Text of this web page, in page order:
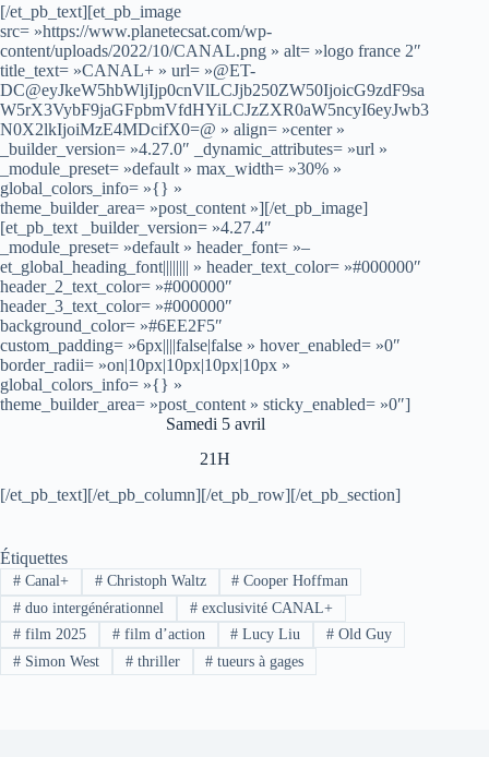
[/et_pb_text][et_pb_image
src= »https://www.planetecsat.com/wp-
content/uploads/2022/10/CANAL.png » alt= »logo france 2″
title_text= »CANAL+ » url= »@ET-
DC@eyJkeW5hbWljIjp0cnVlLCJjb250ZW50IjoicG9zdF9sa
W5rX3VybF9jaGFpbmVfdHYiLCJzZXR0aW5ncyI6eyJwb3
N0X2lkIjoiMzE4MDcifX0=@ » align= »center »
_builder_version= »4.27.0″ _dynamic_attributes= »url »
_module_preset= »default » max_width= »30% »
global_colors_info= »{} »
theme_builder_area= »post_content »][/et_pb_image]
[et_pb_text _builder_version= »4.27.4″
_module_preset= »default » header_font= »–
et_global_heading_font|||||||| » header_text_color= »#000000″
header_2_text_color= »#000000″
header_3_text_color= »#000000″
background_color= »#6EE2F5″
custom_padding= »6px||||false|false » hover_enabled= »0″
border_radii= »on|10px|10px|10px|10px »
global_colors_info= »{} »
theme_builder_area= »post_content » sticky_enabled= »0″]
Samedi 5 avril
21H
[/et_pb_text][/et_pb_column][/et_pb_row][/et_pb_section]
Étiquettes
#Canal+ #Christoph Waltz # Cooper Hoffman
#duo intergénérationnel #exclusivité CANAL+
#film 2025 #film d’action # Lucy Liu # Old Guy
#Simon West #thriller # tueurs à gages